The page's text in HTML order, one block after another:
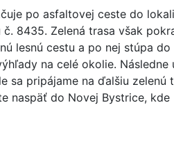
po asfaltovej ceste do
8435. Zelená trasa však
lesnú cestu a po nej stúpa do
na celé okolie. Následne
sa pripájame na ďalšiu zelenú
naspäť do Novej Bystrice, kde